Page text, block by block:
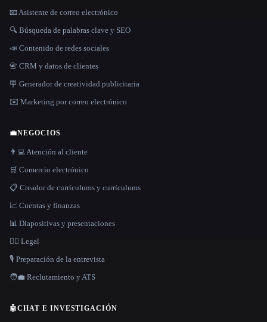
📧 Asistente de correo electrónico
🔍 Búsqueda de palabras clave y SEO
📣 Contenido de redes sociales
📇 CRM y datos de clientes
🪧 Generador de creatividad publicitaria
✉️ Marketing por correo electrónico
💼NEGOCIOS
👨‍💻 Atención al cliente
🛒 Comercio electrónico
📋 Creador de currículums y currículums
📈 Cuentas y finanzas
📊 Diapositivas y presentaciones
👩‍⚖️ Legal
🎙️ Preparación de la entrevista
🧑‍💼 Reclutamiento y ATS
🤖CHAT E INVESTIGACIÓN